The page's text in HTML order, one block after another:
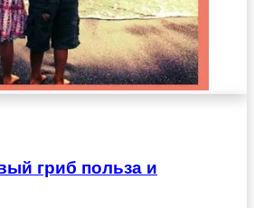
гриб польза и